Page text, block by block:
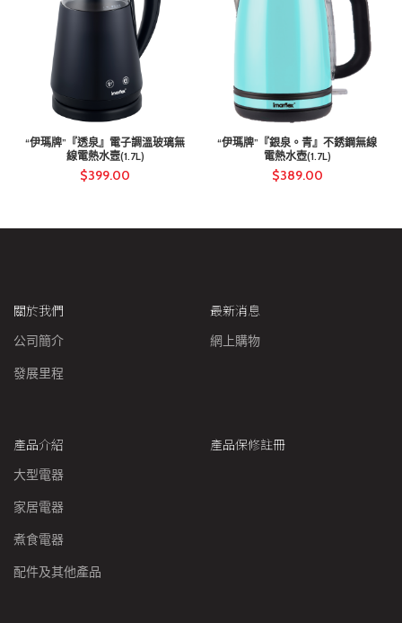
“伊瑪牌”『透泉』電子調溫玻璃無
線電熱水壼(1.7L)
$399.00
“伊瑪牌”『銀泉。青』不銹鋼無線
電熱水壺(1.7L)
$389.00
關於我們
公司簡介
發展里程
最新消息
網上購物
產品介紹
大型電器
家居電器
煮食電器
配件及其他產品
產品保修註冊